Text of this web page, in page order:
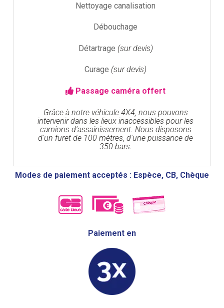
Nettoyage canalisation
Débouchage
Détartrage (sur devis)
Curage (sur devis)
Passage caméra offert
Grâce à notre véhicule 4X4, nous pouvons
intervenir dans les lieux inaccessibles pour les
camions d'assainissement. Nous disposons
d'un furet de 100 mètres, d'une puissance de
350 bars.
Modes de paiement acceptés : Espèce, CB, Chèque
Paiement en